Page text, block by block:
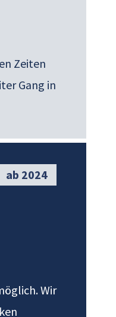
Zeiten
Gang in
ab 2024
Wir